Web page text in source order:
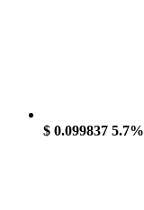
$ 0.099837 5.7%